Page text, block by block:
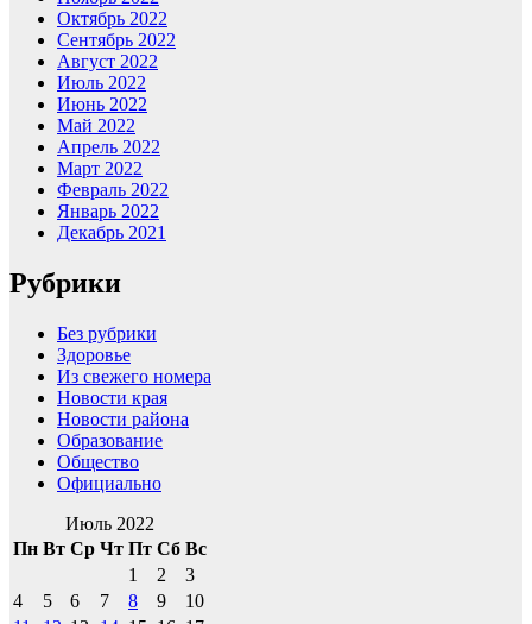
Октябрь 2022
Сентябрь 2022
Август 2022
Июль 2022
Июнь 2022
Май 2022
Апрель 2022
Март 2022
Февраль 2022
Январь 2022
Декабрь 2021
Рубрики
Без рубрики
Здоровье
Из свежего номера
Новости края
Новости района
Образование
Общество
Официально
Июль 2022
Пн Вт Ср Чт Пт Сб Вс
1
2
3
4
5 6 7 8 9
10